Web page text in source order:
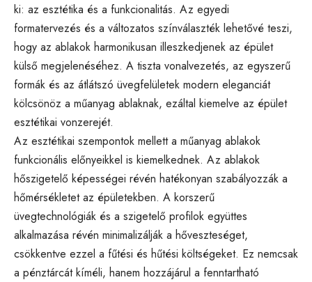
ki: az esztétika és a funkcionalitás. Az egyedi
formatervezés és a változatos színválaszték lehetővé teszi,
hogy az ablakok harmonikusan illeszkedjenek az épület
külső megjelenéséhez. A tiszta vonalvezetés, az egyszerű
formák és az átlátszó üvegfelületek modern eleganciát
kölcsönöz a műanyag ablaknak, ezáltal kiemelve az épület
esztétikai vonzerejét.
Az esztétikai szempontok mellett a műanyag ablakok
funkcionális előnyeikkel is kiemelkednek. Az ablakok
hőszigetelő képességei révén hatékonyan szabályozzák a
hőmérsékletet az épületekben. A korszerű
üvegtechnológiák és a szigetelő profilok együttes
alkalmazása révén minimalizálják a hőveszteséget,
csökkentve ezzel a fűtési és hűtési költségeket. Ez nemcsak
a pénztárcát kíméli, hanem hozzájárul a fenntartható